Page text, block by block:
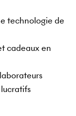
technologie de
cadeaux en